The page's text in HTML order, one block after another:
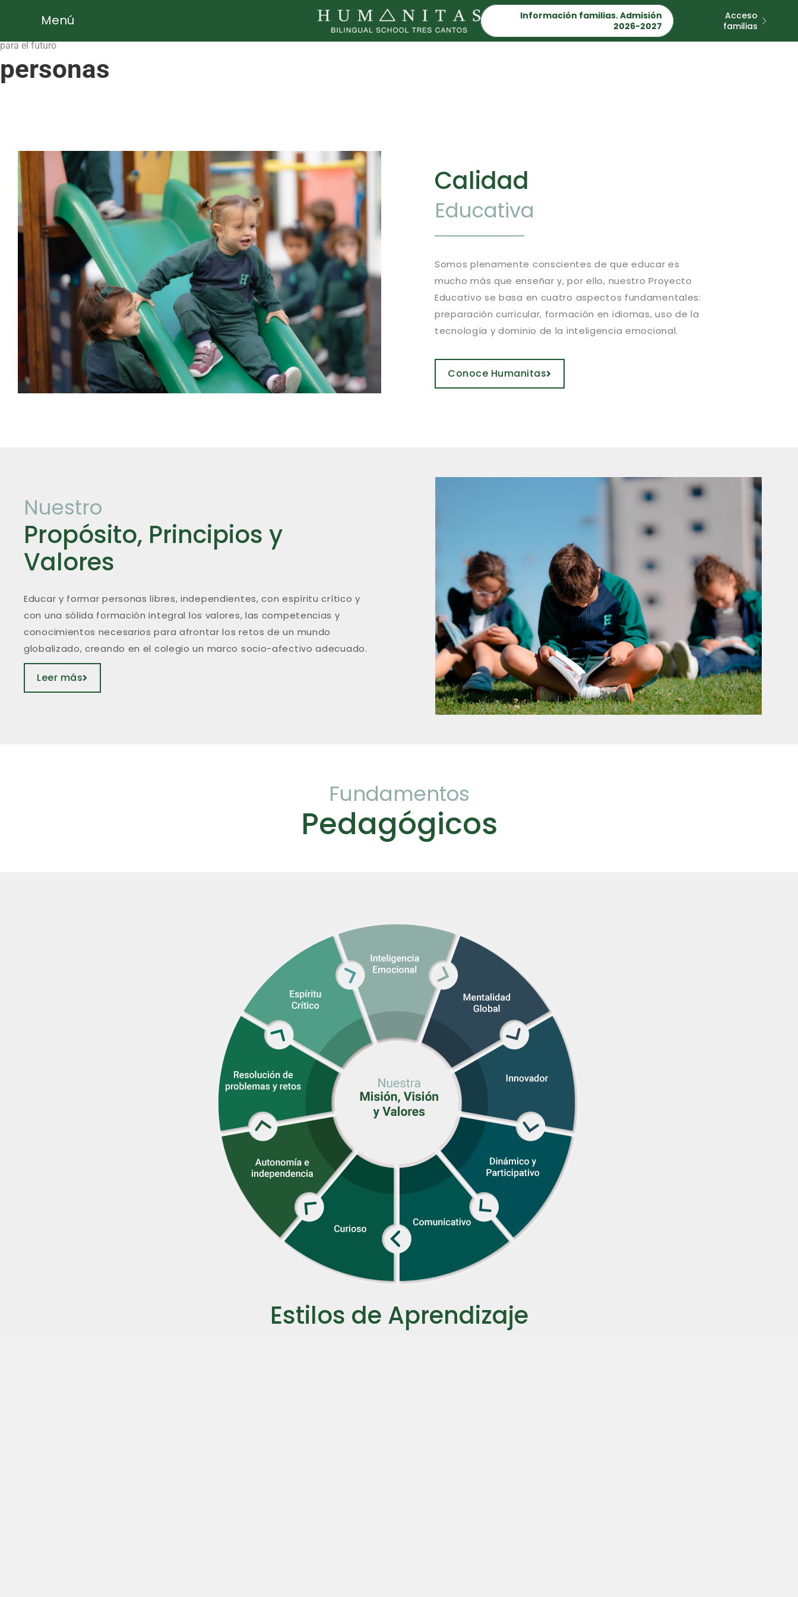
Menú
Información familias. Admisión
2026-2027
Acceso
familias
Educamos
para el futuro
personas
Calidad
Educativa
Somos plenamente conscientes de que educar es
mucho más que enseñar y, por ello, nuestro Proyecto
Educativo se basa en cuatro aspectos fundamentales:
preparación curricular, formación en idiomas, uso de la
tecnología y dominio de la inteligencia emocional.
Conoce Humanitas
Nuestro
Propósito, Principios y
Valores
Educar y formar personas libres, independientes, con espíritu crítico y
con una sólida formación integral los valores, las competencias y
conocimientos necesarios para afrontar los retos de un mundo
globalizado, creando en el colegio un marco socio-afectivo adecuado.
Leer más
Fundamentos
Pedagógicos
Estilos de Aprendizaje